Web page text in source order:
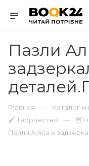
Пазли
Главная — Каталог
🖌 Творчество — 🦉
Пазли Аліса в